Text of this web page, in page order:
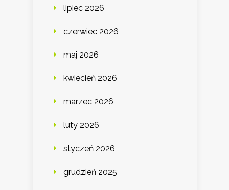
lipiec 2026
czerwiec 2026
maj 2026
kwiecień 2026
marzec 2026
luty 2026
styczeń 2026
grudzień 2025